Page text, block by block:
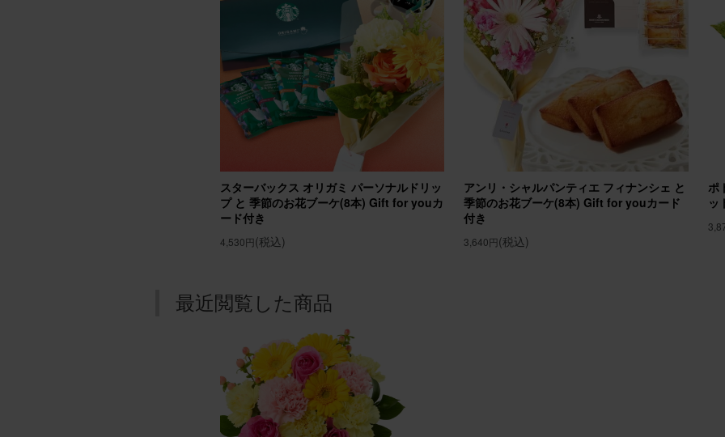
アレンジメント(ピンク) Sサイズ
chomo
30代
用途：
誕生日
誕生日プレゼントに贈りました
友人母の誕生日プレゼントに贈らせていただきました。 お部屋が華やかになっ
んで貰えました！
アレンジメント(ピンク)Sサイズ Happy Birthdayバルーン付き
ブルーミーユーザーさん
素敵な！
年末年始に飾るお花をいつもの定期便にプラスして購入しました。 温度差のな
に置いていますが、とても長持ち！ サイズ感も良かったです。 玄関に行くたび
ています♪
スターバックス オリガミ パーソナルドリッ
プ と 季節のお花ブーケ(8本) Gift for youカ
ード付き
4,530円(税込)
アンリ・シャルパンティエ フィナンシェ と
季節のお花ブーケ(8本) Gift for youカード
付き
3,640円(税込)
ポ
ッ
最近閲覧した商品